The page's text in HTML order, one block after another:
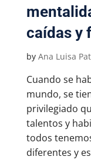
caídas y
by Ana Luisa
Cuando se
mundo, se
privilegiado
talentos y
todos
diferentes y